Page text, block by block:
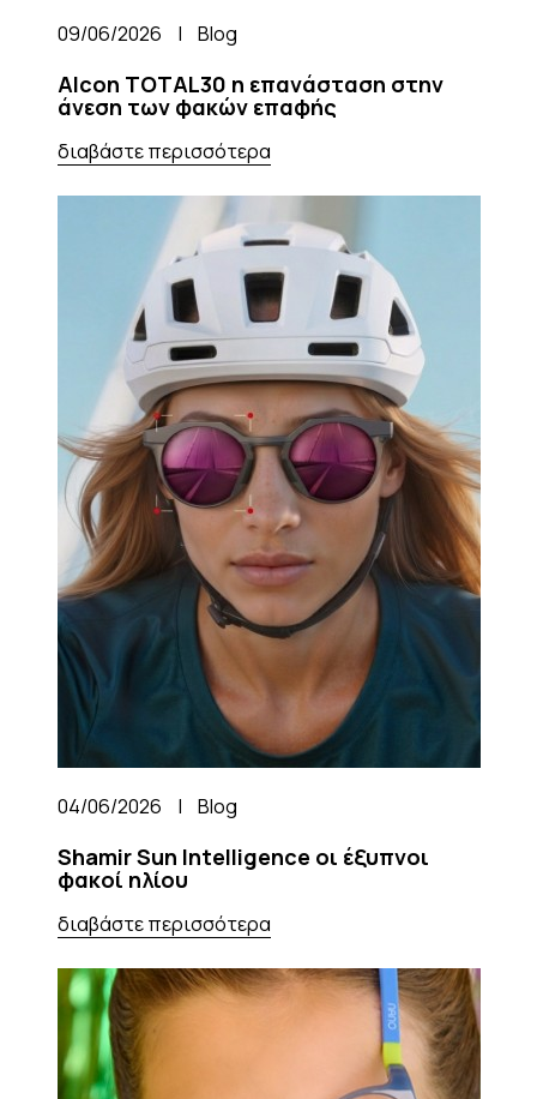
09/06/2026 | Blog
Alcon TOTAL30 η επανάσταση στην
άνεση των φακών επαφής
διαβάστε περισσότερα
04/06/2026 | Blog
Shamir Sun Intelligence οι έξυπνοι
φακοί ηλίου
διαβάστε περισσότερα